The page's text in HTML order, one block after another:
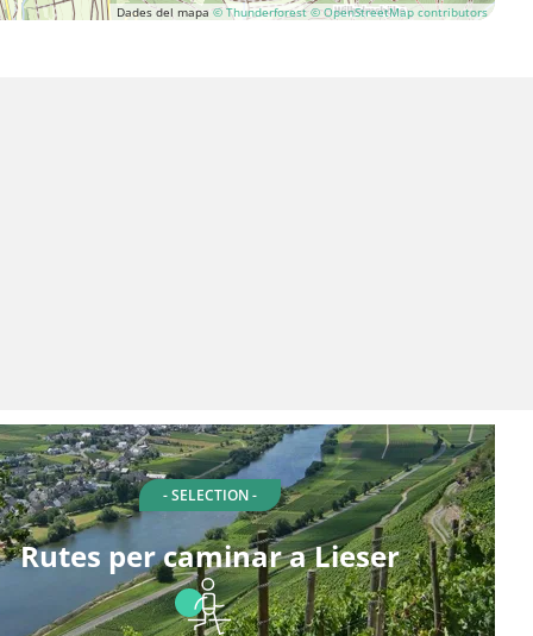
Dades del mapa © Thunderforest © OpenStreetMap contributors
- SELECTION -
Rutes per caminar a Lieser